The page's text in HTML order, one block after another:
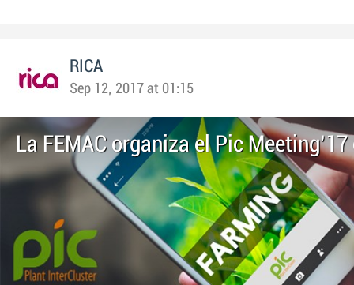
RICA
Sep 12, 2017 at 01:15
La FEMAC organiza el Pic